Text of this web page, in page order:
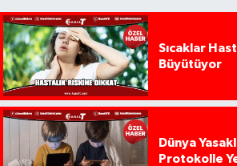
Sıcaklar
Büyütüyor
Dünya
Protokolle